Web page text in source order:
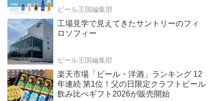
ビール王国編集部
工場見学で見えてきたサントリーのフィ
ロソフィー
ビール王国編集部
楽天市場「ビール・洋酒」ランキング 12
年連続 第1位！父の日限定クラフトビール
飲み比べギフト2026が販売開始